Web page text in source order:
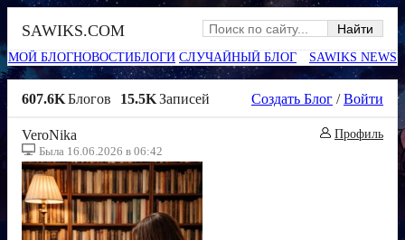
SAWIKS.COM
SAWIKS NEWS
МОЙ БЛОГНОВОСТИБЛОГИ СЛУЧАЙНЫЙ БЛОГ
607.6KБлогов 15.5KЗаписей Создать Блог /Войти
Профиль
VeroNika
Была 16.06.2026 в 06:42